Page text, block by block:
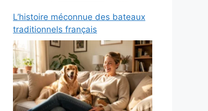
L’histoire méconnue des bateaux
traditionnels français